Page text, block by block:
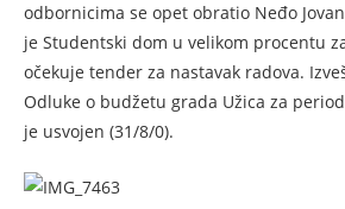
odbornicima se opet obratio Neđo
je Studentski dom u velikom procentu
očekuje tender za nastavak radova.
Odluke o budžetu grada Užica za
je usvojen (31/8/0).